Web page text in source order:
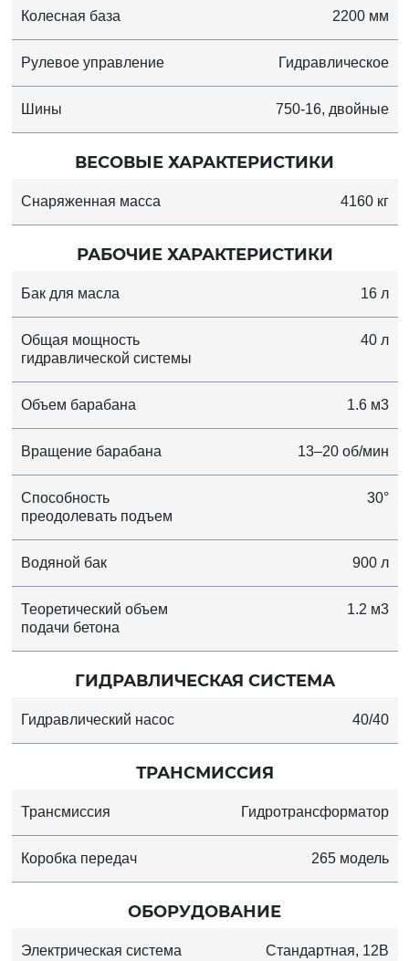
Колесная база 2200 мм
Рулевое управление Гидравлическое
Шины 750-16, двойные
ВЕСОВЫЕ ХАРАКТЕРИСТИКИ
Снаряженная масса 4160 кг
РАБОЧИЕ ХАРАКТЕРИСТИКИ
Бак для масла 16 л
Общая мощность
гидравлической системы
40 л
Объем барабана 1.6 м3
Вращение барабана 13–20 об/мин
Способность
преодолевать подъем
30°
Водяной бак 900 л
Теоретический объем
подачи бетона
1.2 м3
ГИДРАВЛИЧЕСКАЯ СИСТЕМА
Гидравлический насос 40/40
ТРАНСМИССИЯ
Трансмиссия Гидротрансформатор
Коробка передач 265 модель
ОБОРУДОВАНИЕ
Электрическая система Стандартная, 12В